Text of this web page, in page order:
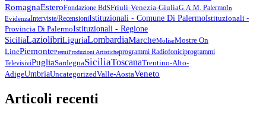
RomagnaEsteroFondazione BdSFriuli-Venezia-GiuliaG.A.M. PalermoIn
EvidenzaInterviste/RecensioniIstituzionali - Comune Di PalermoIstituzionali -
Provincia Di PalermoIstituzionali - Regione
SiciliaLazioLibriLiguriaLombardiaMarcheMoliseMostre On
LinePiemontePremiProduzioni ArtisticheProgrammi RadiofoniciProgrammi
TelevisiviPugliaSardegnaSiciliaToscanaTrentino-Alto-
AdigeUmbriaUncategorizedValle-AostaVeneto
Articoli recenti